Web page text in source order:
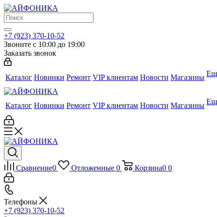
+7 (923) 370-10-52
Звоните с 10:00 до 19:00
Заказать звонок
Каталог Новинки Ремонт VIP клиентам Новости Магазины
Каталог Новинки Ремонт VIP клиентам Новости Магазины
Сравнение0 Отложенные 0 Корзина0 0
Телефоны
+7 (923) 370-10-52